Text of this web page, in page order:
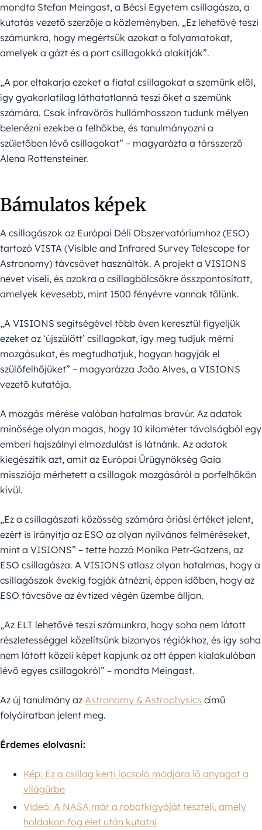
mondta Stefan Meingast, a Bécsi Egyetem csillagásza, a
kutatás vezető szerzője a közleményben. „Ez lehetővé teszi
számunkra, hogy megértsük azokat a folyamatokat,
amelyek a gázt és a port csillagokká alakítják”.
„A por eltakarja ezeket a fiatal csillagokat a szemünk elől,
így gyakorlatilag láthatatlanná teszi őket a szemünk
számára. Csak infravörös hullámhosszon tudunk mélyen
belenézni ezekbe a felhőkbe, és tanulmányozni a
születőben lévő csillagokat” – magyarázta a társszerző
Alena Rottensteiner.
Bámulatos képek
A csillagászok az Európai Déli Obszervatóriumhoz (ESO)
tartozó VISTA (Visible and Infrared Survey Telescope for
Astronomy) távcsövet használták. A projekt a VISIONS
nevet viseli, és azokra a csillagbölcsőkre összpontosított,
amelyek kevesebb, mint 1500 fényévre vannak tőlünk.
„A VISIONS segítségével több éven keresztül figyeljük
ezeket az ‘újszülött’ csillagokat, így meg tudjuk mérni
mozgásukat, és megtudhatjuk, hogyan hagyják el
szülőfelhőjüket” – magyarázza João Alves, a VISIONS
vezető kutatója.
A mozgás mérése valóban hatalmas bravúr. Az adatok
minősége olyan magas, hogy 10 kilométer távolságból egy
emberi hajszálnyi elmozdulást is látnánk. Az adatok
kiegészítik azt, amit az Európai Űrügynökség Gaia
missziója mérhetett a csillagok mozgásáról a porfelhőkön
kívül.
„Ez a csillagászati közösség számára óriási értéket jelent,
ezért is irányítja az ESO az olyan nyilvános felméréseket,
mint a VISIONS” – tette hozzá Monika Petr-Gotzens, az
ESO csillagásza. A VISIONS atlasz olyan hatalmas, hogy a
csillagászok évekig fogják átnézni, éppen időben, hogy az
ESO távcsöve az évtized végén üzembe álljon.
„Az ELT lehetővé teszi számunkra, hogy soha nem látott
részletességgel közelítsünk bizonyos régiókhoz, és így soha
nem látott közeli képet kapjunk az ott éppen kialakulóban
lévő egyes csillagokról” – mondta Meingast.
Az új tanulmány az Astronomy & Astrophysics című
folyóiratban jelent meg.
Érdemes elolvasni:
Kép: Ez a csillag kerti locsoló módjára lő anyagot a
világűrbe
Videó: A NASA már a robotkígyóját teszteli, amely
holdakon fog élet után kutatni